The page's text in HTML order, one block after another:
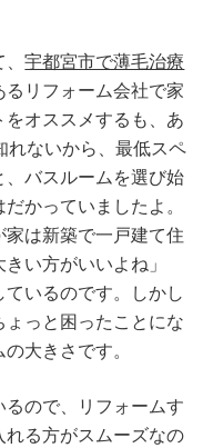
、宇都宮市で薄毛治療
リフォーム会社で家
オススメするも、あ
れないから、最低スペ
バスルームを選び始
かっていましたよ。
は新築で一戸建て住
い方がいいよね」
いるのです。しかし
っと困ったことにな
大きさです。
ので、リフォームす
る方がスムーズなの